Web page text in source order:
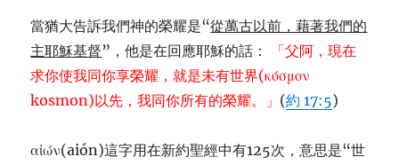
當猶大告訴我們神的榮耀是“從萬古以前，藉著我們的
主耶穌基督”，他是在回應耶穌的話：
「父阿，現在
求你使我同你享榮耀，就是未有世界(κόσμον
kosmon)以先，我同你所有的榮耀。」 (約 17:5)
αἰών(aión)這字用在新約聖經中有125次，意思是“世